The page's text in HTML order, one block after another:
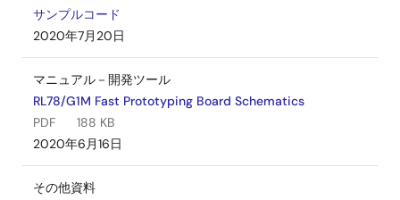
サンプルコード
2020年7月20日
マニュアル－開発ツール
RL78/G1M Fast Prototyping Board Schematics
PDF
188 KB
2020年6月16日
その他資料